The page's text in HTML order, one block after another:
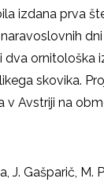
izdana prva
ornitološka
skovika.
Avstriji na
J. Gašparič, M.